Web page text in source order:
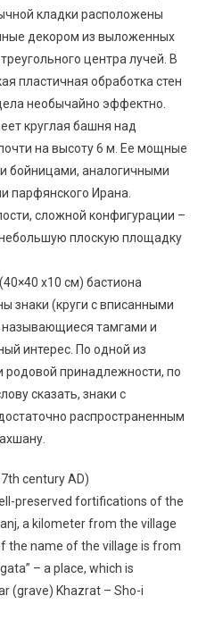
кладки расположены
декором из выложенных
центра лучей. В
пластичная обработка стен
необычайно эффектно.
круглая башня над
на высоту 6 м. Ее мощные
бойницами, аналогичными
парфянского Ирана.
сложной конфигурации –
плоскую площадку
x10 см) бастиона
знаки (круги с вписанными
называющиеся тамгами и
интерес. По одной из
родовой принадлежности, по
сказать, знаки с
распространенным
century AD)
preserved fortifications of the
a kilometer from the village
the name of the village is from
– a place, which is
(grave) Khazrat – Sho-i